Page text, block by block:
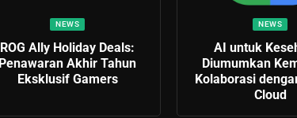
NEWS
ROG Ally Holiday Deals:
Penawaran Akhir Tahun
Eksklusif Gamers
NEWS
AI untuk
Diumumkan
Kolaborasi
Cloud